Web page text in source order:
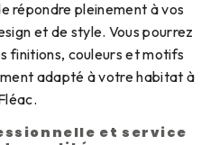
répondre pleinement à vos
et de style. Vous pourrez
finitions, couleurs et motifs
adapté à votre habitat à
et service